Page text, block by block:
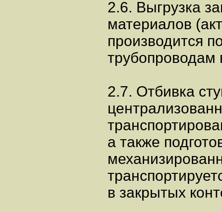
2.6. Выгрузка
материалов
производится
трубопроводам
2.7. Отбивка
а также
в закрытых